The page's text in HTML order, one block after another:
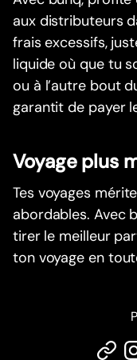
aux distributeurs
frais excessifs,
liquide où que tu
ou à l’autre bout
garantit de payer
Voyage plus
Tes voyages
abordables. Avec
tirer le meilleur
ton voyage en